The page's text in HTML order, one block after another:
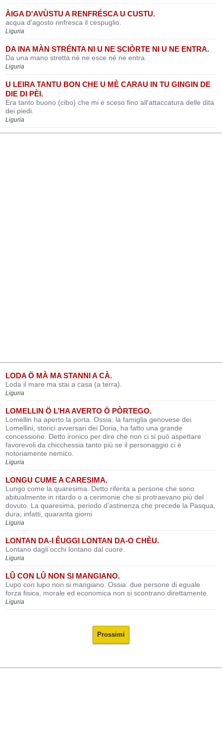
ÀIGA D'AVÙSTU A RENFRÉSCA U CUSTU.
acqua d'agosto rinfresca il cespuglio.
Liguria
DA INA MÀN STRÉNTA NI U NE SCIÒRTE NI U NE ENTRA.
Da una mano stretta né ne esce né ne entra.
Liguria
U LEIRA TANTU BON CHE U MÈ CARAU IN TU GINGIN DE
DIE DI PÈI.
Era tanto buono (cibo) che mi è sceso fino all'attaccatura delle dita
dei piedi.
Liguria
LODA Ö MÀ MA STANNI A CÀ.
Loda il mare ma stai a casa (a terra).
Liguria
LOMELLIN Ö L’HA AVERTO Ö PÒRTEGO.
Lomellin ha aperto la porta. Ossia: la famiglia genovese dei
Lomellini, storici avversari dei Doria, ha fatto una grande
concessione. Detto ironico per dire che non ci si può aspettare
favorevoli da chicchessia tanto più se il personaggio ci è
notoriamente nemico.
Liguria
LONGU CUME A CARESIMA.
Lungo come la quaresima. Detto riferita a persone che sono
abitualmente in ritardo o a cerimonie che si protraevano più del
dovuto. La quaresima, periodo d’astinenza che precede la Pasqua,
dura, infatti, quaranta giorni
Liguria
LONTAN DA-I ÊUGGI LONTAN DA-O CHÈU.
Lontano dagli occhi lontano dal cuore.
Liguria
LÛ CON LÛ NON SI MANGIANO.
Lupo con lupo non si mangiano. Ossia: due persone di eguale
forza fisica, morale ed economica non si scontrano direttamente.
Liguria
Prossimi